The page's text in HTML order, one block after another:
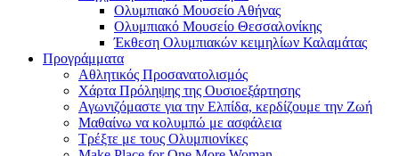
Ολυμπιακό Μουσείο Αθήνας
Ολυμπιακό Μουσείο Θεσσαλονίκης
Έκθεση Ολυμπιακών κειμηλίων Καλαμάτας
Προγράμματα
Αθλητικός Προσανατολισμός
Χάρτα Πρόληψης της Ουσιοεξάρτησης
Αγωνιζόμαστε για την Ελπίδα, κερδίζουμε την Ζωή
Μαθαίνω να κολυμπώ με ασφάλεια
Τρέξτε με τους Ολυμπιονίκες